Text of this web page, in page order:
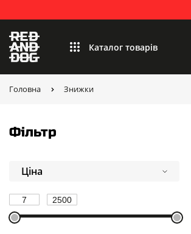
Каталог товарів
Головна Знижки
Фільтр
Ціна